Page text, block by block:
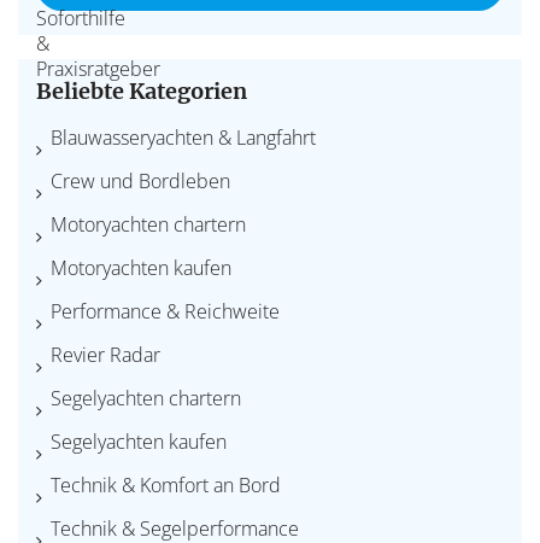
Beliebte Kategorien
Blauwasseryachten & Langfahrt
Crew und Bordleben
Motoryachten chartern
Motoryachten kaufen
Performance & Reichweite
Revier Radar
Segelyachten chartern
Segelyachten kaufen
Technik & Komfort an Bord
Technik & Segelperformance